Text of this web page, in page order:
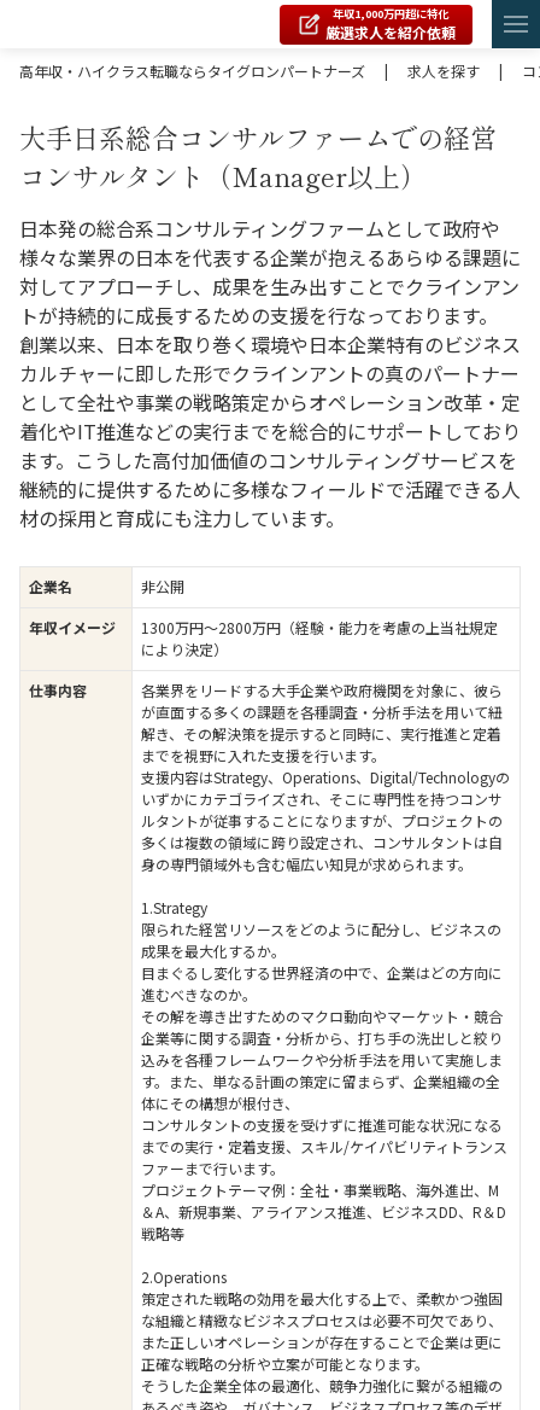
年収1,000万円超に特化
厳選求人を紹介依頼
高年収・ハイクラス転職ならタイグロンパートナーズ
| 求人を探す |
大手日系総合コンサルファームでの経営
コンサルタント（Manager以上）
日本発の総合系コンサルティングファームとして政府や
様々な業界の日本を代表する企業が抱えるあらゆる課題に
対してアプローチし、成果を生み出すことでクラインアン
トが持続的に成長するための支援を行なっております。
創業以来、日本を取り巻く環境や日本企業特有のビジネス
カルチャーに即した形でクラインアントの真のパートナー
として全社や事業の戦略策定からオペレーション改革・定
着化やIT推進などの実行までを総合的にサポートしており
ます。こうした高付加価値のコンサルティングサービスを
継続的に提供するために多様なフィールドで活躍できる人
材の採用と育成にも注力しています。
企業名
非公開
年収イメージ
1300万円〜2800万円（経験・能力を考慮の上当社規定
により決定）
仕事内容
各業界をリードする大手企業や政府機関を対象に、彼ら
が直面する多くの課題を各種調査・分析手法を用いて紐
解き、その解決策を提示すると同時に、実行推進と定着
までを視野に入れた支援を行います。
支援内容はStrategy、Operations、Digital/Technologyの
いずかにカテゴライズされ、そこに専門性を持つコンサ
ルタントが従事することになりますが、プロジェクトの
多くは複数の領域に跨り設定され、コンサルタントは自
身の専門領域外も含む幅広い知見が求められます。
1.Strategy
限られた経営リソースをどのように配分し、ビジネスの
成果を最大化するか。
目まぐるし変化する世界経済の中で、企業はどの方向に
進むべきなのか。
その解を導き出すためのマクロ動向やマーケット・競合
企業等に関する調査・分析から、打ち手の洗出しと絞り
込みを各種フレームワークや分析手法を用いて実施しま
す。また、単なる計画の策定に留まらず、企業組織の全
体にその構想が根付き、
コンサルタントの支援を受けずに推進可能な状況になる
までの実行・定着支援、スキル/ケイパビリティトランス
ファーまで行います。
プロジェクトテーマ例：全社・事業戦略、海外進出、M
＆A、新規事業、アライアンス推進、ビジネスDD、R＆D
戦略等
2.Operations
策定された戦略の効用を最大化する上で、柔軟かつ強固
な組織と精緻なビジネスプロセスは必要不可欠であり、
また正しいオペレーションが存在することで企業は更に
正確な戦略の分析や立案が可能となります。
そうした企業全体の最適化、競争力強化に繋がる組織の